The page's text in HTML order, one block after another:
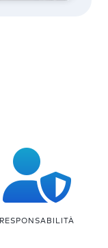
RESPONSABILITÀ